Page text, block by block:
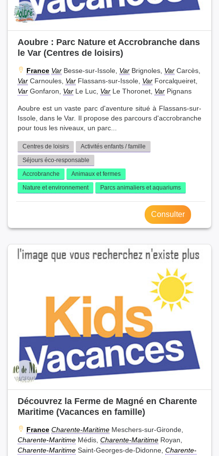
Aoubre : Parc Nature et Accrobranche dans
le Var (Centres de loisirs)
France Var Besse-sur-Issole, Var Brignoles, Var Carcès,
Var Carnoules, Var Flassans-sur-Issole, Var Forcalqueiret,
Var Gonfaron, Var Le Luc, Var Le Thoronet, Var Pignans
Aoubre est un vaste parc d'aventure situé à Flassans-sur-
Issole, dans le Var. Il propose des parcours d'accrobranche
pour tous les niveaux, un parc...
Centres de loisirs
Activités enfants / famille
Séjours éco-responsable
Accrobranche
Animaux et fermes
Nature et environnement
Parcs animaliers et aquariums
Consulter
Découvrez la Ferme de Magné en Charente
Maritime (Vacances en famille)
France Charente-Maritime Meschers-sur-Gironde,
Charente-Maritime Médis, Charente-Maritime Royan,
Charente-Maritime Saint-Georges-de-Didonne, Charente-